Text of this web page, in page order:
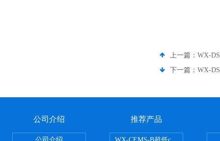
上一篇： WX-
下一篇： WX-
公司介绍 推荐产品